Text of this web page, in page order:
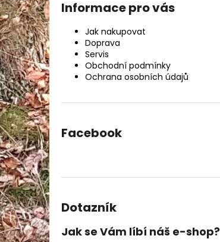
Informace pro vás
Jak nakupovat
Doprava
Servis
Obchodní podmínky
Ochrana osobních údajů
Facebook
Dotazník
Jak se Vám líbí náš e-shop?